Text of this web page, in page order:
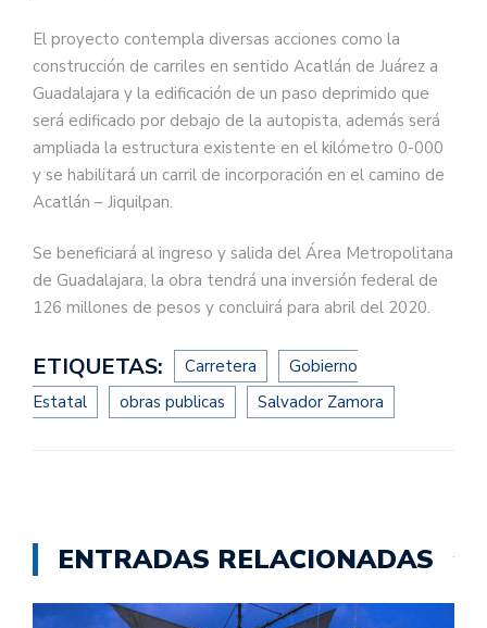
El proyecto contempla diversas acciones como la
construcción de carriles en sentido Acatlán de Juárez a
Guadalajara y la edificación de un paso deprimido que
será edificado por debajo de la autopista, además será
ampliada la estructura existente en el kilómetro 0-000
y se habilitará un carril de incorporación en el camino de
Acatlán – Jiquilpan.
Se beneficiará al ingreso y salida del Área Metropolitana
de Guadalajara, la obra tendrá una inversión federal de
126 millones de pesos y concluirá para abril del 2020.
ETIQUETAS: Carretera
Gobierno
Estatal
obras publicas Salvador Zamora
ENTRADAS RELACIONADAS